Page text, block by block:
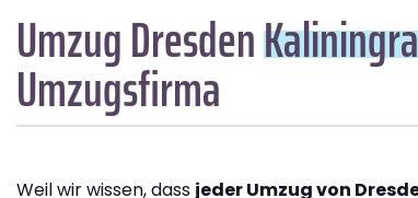
Umzug Dresden
Umzugsfirma
Weil wir wissen, dass jeder Umzug von